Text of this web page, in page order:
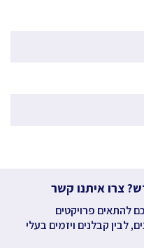
צרו איתנו קשר
להתאים פרויקטים
לבין קבלנים ויזמים בעלי